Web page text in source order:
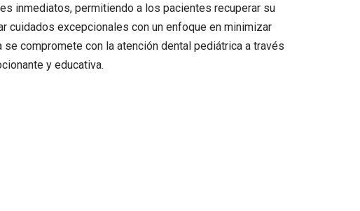
inmediatos, permitiendo a los pacientes recuperar su
cuidados excepcionales con un enfoque en minimizar
compromete con la atención dental pediátrica a través
y educativa.